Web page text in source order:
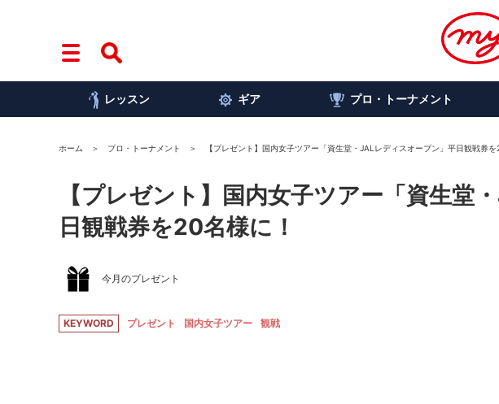
レッスン ギア プロ・トーナメント
ホーム プロ・トーナメント 【プレゼント】国内女子ツアー「資生堂・JALレディスオープン」平日観戦券を
【プレゼント】国内女子ツアー「資生堂
日観戦券を20名様に！
今月のプレゼント
KEYWORD プレゼント 国内女子ツアー 観戦